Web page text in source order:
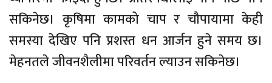
सकिनेछ। कृषिमा कामको चाप र चौपायामा केही
समस्या देखिए पनि प्रशस्त धन आर्जन हुने समय छ।
मेहनतले जीवनशैलीमा परिवर्तन ल्याउन सकिनेछ।